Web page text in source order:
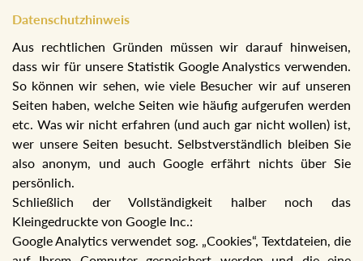
Datenschutzhinweis
Aus rechtlichen Gründen müssen wir darauf hinweisen,
dass wir für unsere Statistik Google Analystics verwenden.
So können wir sehen, wie viele Besucher wir auf unseren
Seiten haben, welche Seiten wie häufig aufgerufen werden
etc. Was wir nicht erfahren (und auch gar nicht wollen) ist,
wer unsere Seiten besucht. Selbstverständlich bleiben Sie
also anonym, und auch Google erfährt nichts über Sie
persönlich.
Schließlich der Vollständigkeit halber noch das
Kleingedruckte von Google Inc.:
Google Analytics verwendet sog. „Cookies“, Textdateien, die